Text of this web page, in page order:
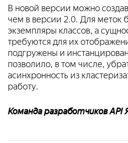
В новой версии можно
чем в версии 2.0. Для меток
экземпляры классов, а
требуются для их
подгружены и
позволило, в том числе,
асинхронность из
работу.
Команда разработчиков